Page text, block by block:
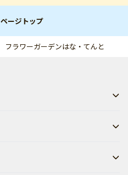
ページトップ
フラワーガーデンはな・てんと